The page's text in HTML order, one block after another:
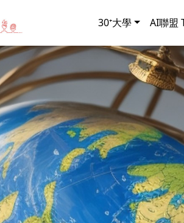
30⁺大學 AI聯盟